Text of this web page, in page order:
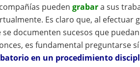
pueden grabara sus
Es claro que, al efectuar
se documenten sucesos que
es fundamental preguntarse sí
en un procedimiento